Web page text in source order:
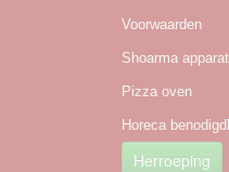
Voorwaarden
Shoarma
Pizza oven
Horeca
Herroeping